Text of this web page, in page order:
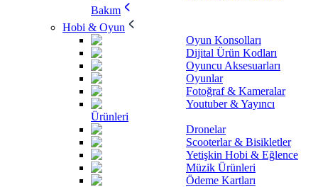
Bakım
Hobi & Oyun
Oyun Konsolları
Dijital Ürün Kodları
Oyuncu Aksesuarları
Oyunlar
Fotoğraf & Kameralar
Youtuber & Yayıncı
Ürünleri
Dronelar
Scooterlar & Bisikletler
Yetişkin Hobi & Eğlence
Müzik Ürünleri
Ödeme Kartları